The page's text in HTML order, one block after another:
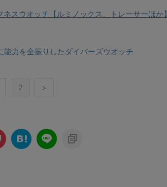
スウオッチ【ルミノックス、トレーサーほか】
力を全振りしたダイバーズウオッチ
2 >